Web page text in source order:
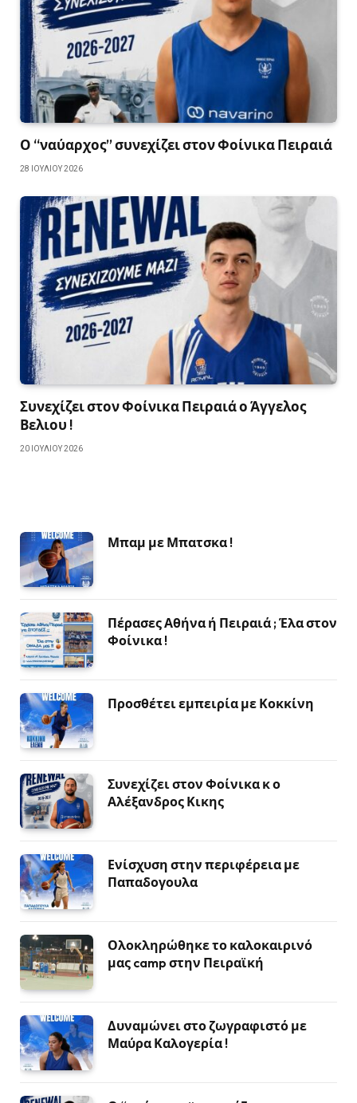
Ο “ναύαρχος” συνεχίζει στον Φοίνικα Πειραιά
28 ΙΟΥΛΊΟΥ 2026
Συνεχίζει στον Φοίνικα Πειραιά ο Άγγελος
Βελιου !
20 ΙΟΥΛΊΟΥ 2026
Μπαμ με Μπατσκα !
Πέρασες Αθήνα ή Πειραιά ; Έλα στον
Φοίνικα !
Προσθέτει εμπειρία με Κοκκίνη
Συνεχίζει στον Φοίνικα κ ο
Αλέξανδρος Κικης
Ενίσχυση στην περιφέρεια με
Παπαδογουλα
Ολοκληρώθηκε το καλοκαιρινό
μας camp στην Πειραϊκή
Δυναμώνει στο ζωγραφιστό με
Μαύρα Καλογερία !